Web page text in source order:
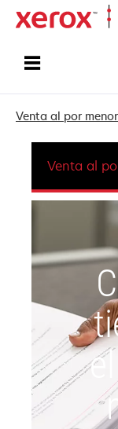
Venta al por menor
Venta al